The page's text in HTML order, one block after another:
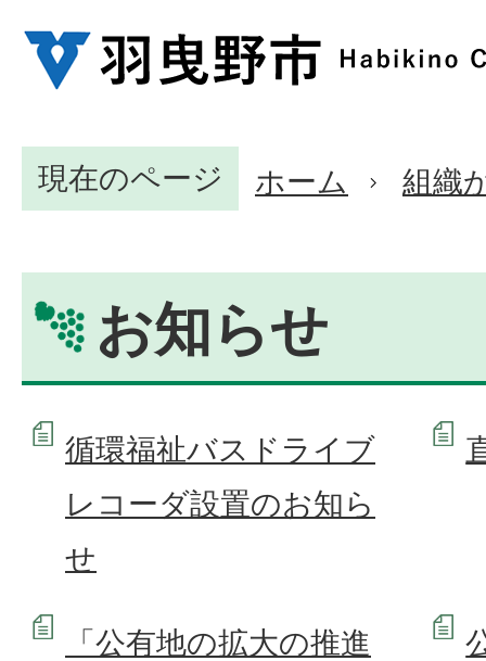
現在のページ ホーム 組織
お知らせ
循環福祉バスドライブ
レコーダ設置のお知ら
せ
「公有地の拡大の推進